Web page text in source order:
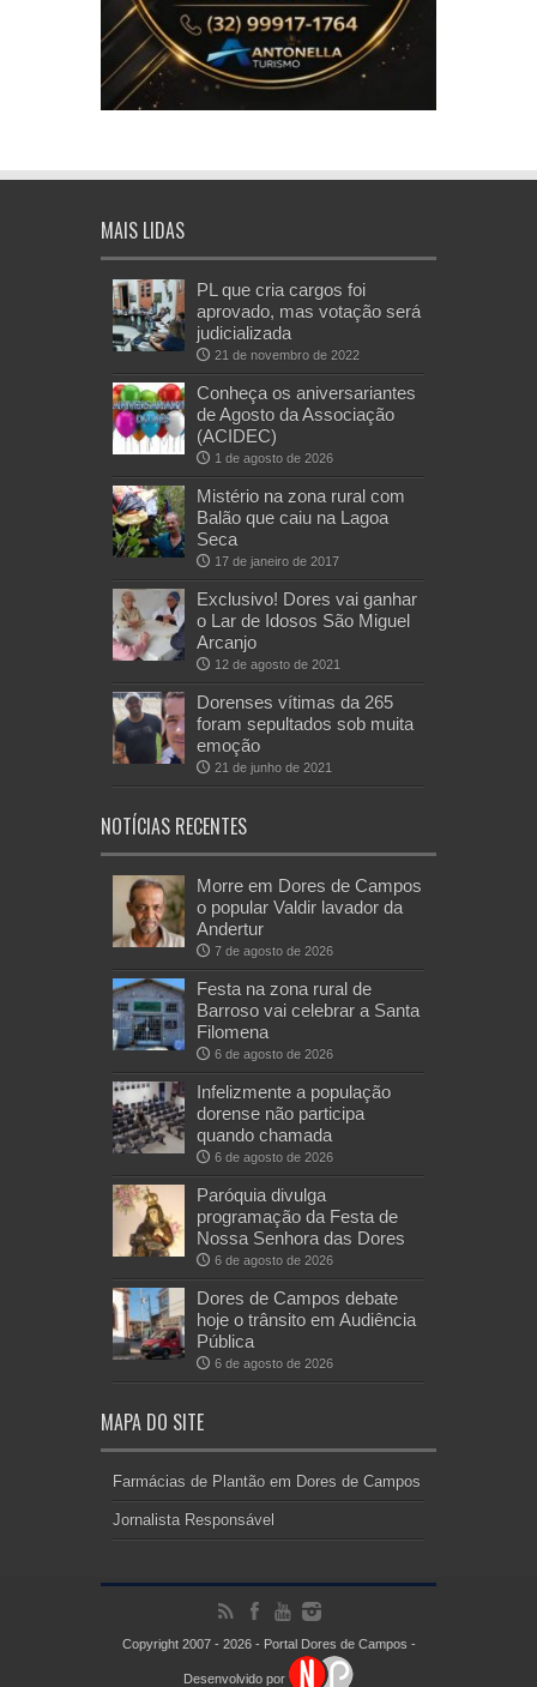
MAIS LIDAS
PL que cria cargos foi
aprovado, mas votação será
judicializada
21 de novembro de 2022
Conheça os aniversariantes
de Agosto da Associação
(ACIDEC)
1 de agosto de 2026
Mistério na zona rural com
Balão que caiu na Lagoa
Seca
17 de janeiro de 2017
Exclusivo! Dores vai ganhar
o Lar de Idosos São Miguel
Arcanjo
12 de agosto de 2021
Dorenses vítimas da 265
foram sepultados sob muita
emoção
21 de junho de 2021
NOTÍCIAS RECENTES
Morre em Dores de Campos
o popular Valdir lavador da
Andertur
7 de agosto de 2026
Festa na zona rural de
Barroso vai celebrar a Santa
Filomena
6 de agosto de 2026
Infelizmente a população
dorense não participa
quando chamada
6 de agosto de 2026
Paróquia divulga
programação da Festa de
Nossa Senhora das Dores
6 de agosto de 2026
Dores de Campos debate
hoje o trânsito em Audiência
Pública
6 de agosto de 2026
MAPA DO SITE
Farmácias de Plantão em Dores de Campos
Jornalista Responsável
Copyright 2007 - 2026 - Portal Dores de Campos -
Desenvolvido por